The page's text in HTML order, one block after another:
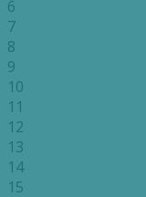
6
7
8
9
10
11
12
13
14
15